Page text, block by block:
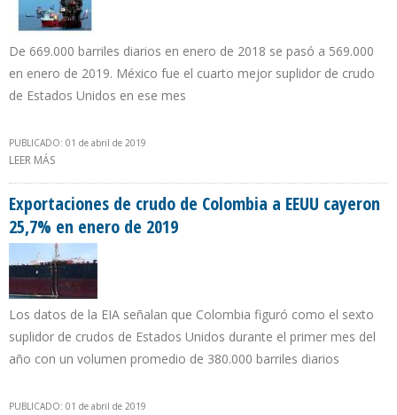
De 669.000 barriles diarios en enero de 2018 se pasó a 569.000
en enero de 2019. México fue el cuarto mejor suplidor de crudo
de Estados Unidos en ese mes
PUBLICADO: 01 de abril de 2019
LEER MÁS
Exportaciones de crudo de Colombia a EEUU cayeron
25,7% en enero de 2019
Los datos de la EIA señalan que Colombia figuró como el sexto
suplidor de crudos de Estados Unidos durante el primer mes del
año con un volumen promedio de 380.000 barriles diarios
PUBLICADO: 01 de abril de 2019